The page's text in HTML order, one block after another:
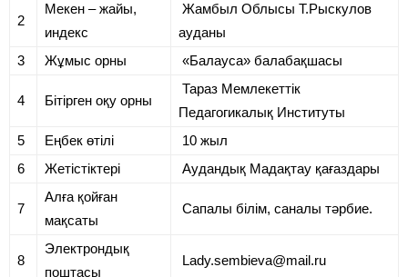
2
Мекен – жайы,
индекс
Жамбыл Облысы Т.Рыскулов
ауданы
3
Жұмыс орны «Балауса» балабақшасы
4 Бітірген оқу орны
Тараз Мемлекеттік
Педагогикалық Институты
5
Еңбек өтілі
10 жыл
6
Жетістіктері Аудандық Мадақтау қағаздары
7
Алға қойған
мақсаты
Сапалы білім, саналы тәрбие.
8
Электрондық
поштасы
Lady.sembieva@mail.ru